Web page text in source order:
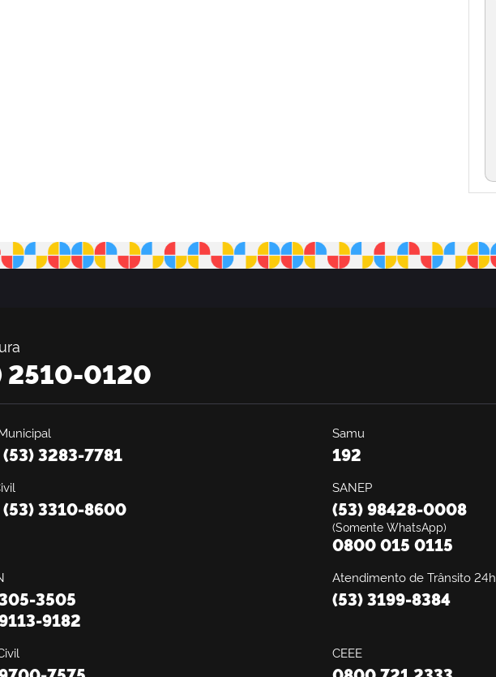
2510-0120
3283-7781
Samu
192
3310-8600
SANEP
(53) 98428-0008
(Somente WhatsApp)
0800 015 0115
3505
9182
Atendimento de Trânsito 24h
(53) 3199-8384
CEEE